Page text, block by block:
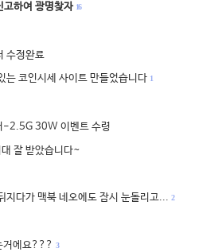
고하여 광명찾자 16
수정완료
는 코인시세 사이트 만들었습니다 1
-2.5G 30W 이벤트 수령
잘 받았습니다~
지다가 맥북 네오에도 잠시 눈돌리고... 2
거에요??? 3